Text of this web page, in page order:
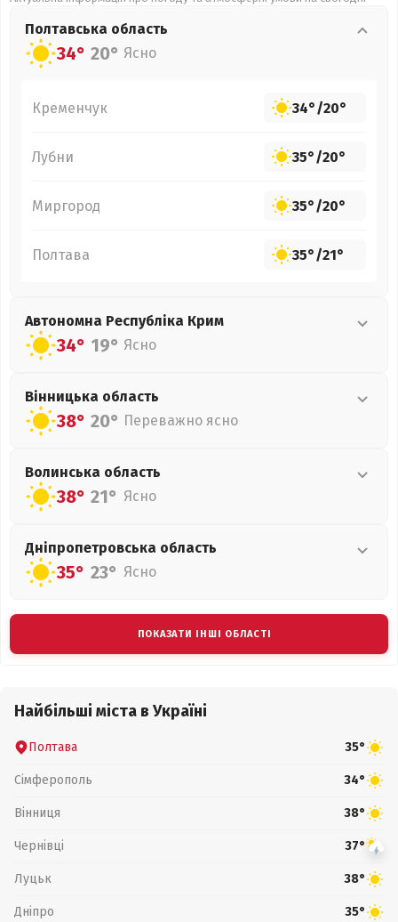
Полтавська область
34° 20° Ясно
Кременчук 34°/20°
Лубни 35°/20°
Миргород 35°/20°
Полтава 35°/21°
Автономна Республіка Крим
34° 19° Ясно
Вінницька область
38° 20° Переважно ясно
Волинська область
38° 21° Ясно
Дніпропетровська область
35° 23° Ясно
ПОКАЗАТИ ІНШІ ОБЛАСТІ
Найбільші міста в Україні
Полтава 35°
Сімферополь 34°
Вінниця 38°
Чернівці 37°
Луцьк 38°
Дніпро 35°